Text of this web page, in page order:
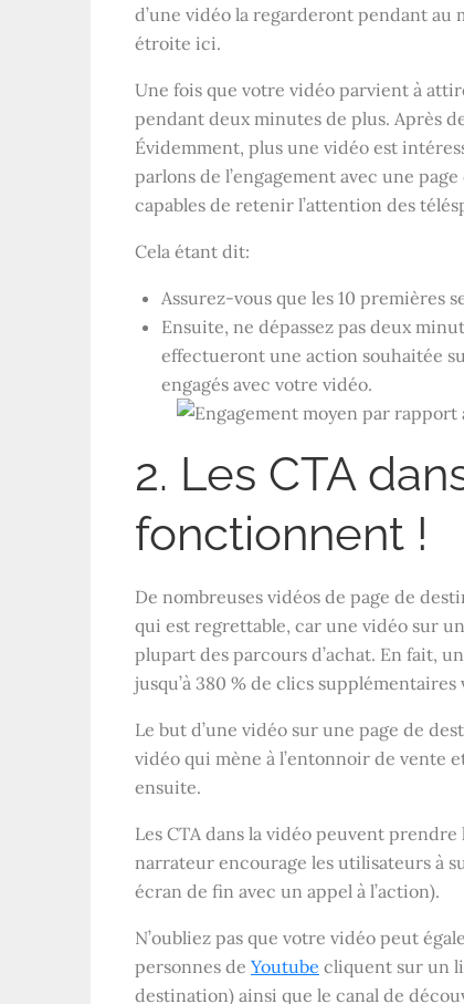
d’une vidéo la regarderont pendant au
étroite ici.
Une fois que votre vidéo parvient à
pendant deux minutes de plus. Après
Évidemment, plus une vidéo est
parlons de l’engagement avec une
capables de retenir l’attention des
Cela étant dit:
Assurez-vous que les 10 premières
Ensuite, ne dépassez pas deux
effectueront une action souhaitée
engagés avec votre vidéo.
2. Les CTA
fonctionnent !
De nombreuses vidéos de page de
qui est regrettable, car une vidéo sur
plupart des parcours d’achat. En fait,
jusqu’à 380 % de clics
Le but d’une vidéo sur une page de
vidéo qui mène à l’entonnoir de vente
ensuite.
Les CTA dans la vidéo peuvent
narrateur encourage les utilisateurs à
écran de fin avec un appel à l’action).
N’oubliez pas que votre vidéo peut
personnes de Youtube cliquent sur un
destination) ainsi que le canal de